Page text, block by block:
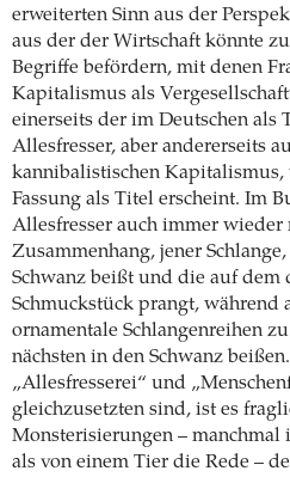
erweiterten Sinn aus der
aus der der Wirtschaft könnte
Begriffe befördern, mit denen
Kapitalismus als
einerseits der im Deutschen als
Allesfresser, aber andererseits
kannibalistischen Kapitalismus,
Fassung als Titel erscheint. Im
Allesfresser auch immer
Zusammenhang, jener
Schwanz beißt und die auf dem
Schmuckstück prangt, während
ornamentale Schlangenreihen
nächsten in den Schwanz
„Allesfresserei“ und
gleichzusetzten sind, ist es
Monsterisierungen –
als von einem Tier die Rede –